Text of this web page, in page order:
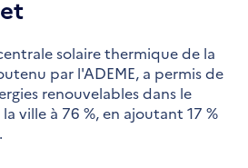
solaire thermique de la
par l'ADEME, a permis de
renouvelables dans le
ville à 76 %, en ajoutant 17 %